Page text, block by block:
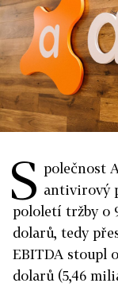
S polečnost
antivirový
pololetí tržby o
dolarů, tedy
EBITDA stoupl
dolarů (5,46